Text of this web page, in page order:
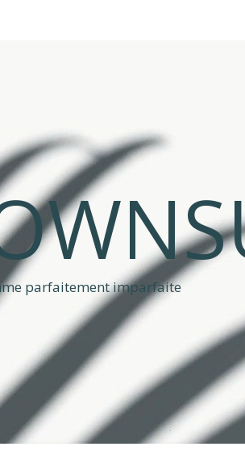
parfaitement imparfaite